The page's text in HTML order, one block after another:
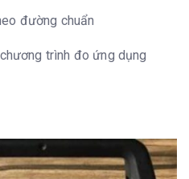
đường chuẩn
trình đo ứng dụng